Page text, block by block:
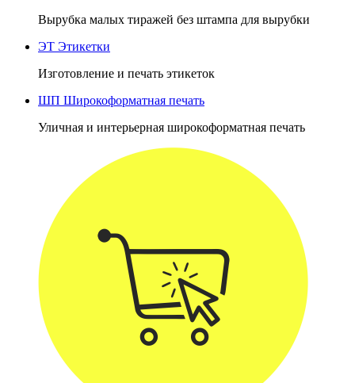
Вырубка малых тиражей без штампа для вырубки
ЭТ Этикетки
Изготовление и печать этикеток
ШП Широкоформатная печать
Уличная и интерьерная широкоформатная печать